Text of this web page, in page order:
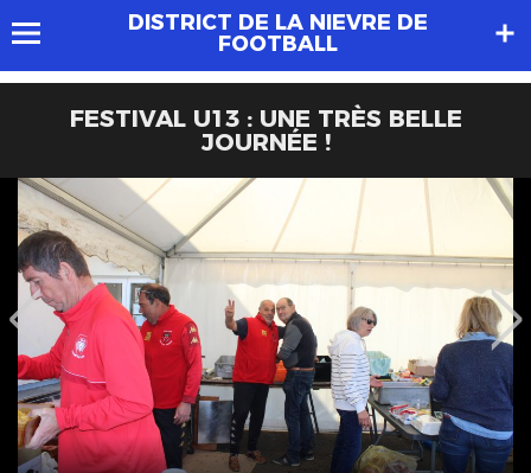
DISTRICT DE LA NIEVRE DE
FOOTBALL
FESTIVAL U13 : UNE TRÈS BELLE
JOURNÉE !